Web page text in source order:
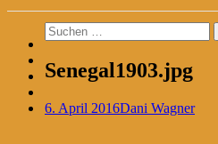
Suchen
nach:
Senegal1903.jpg
6. April 2016Dani Wagner